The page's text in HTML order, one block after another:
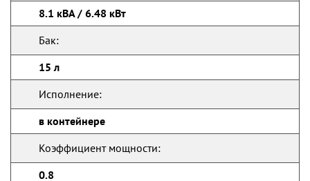
8.1 кВА / 6.48 кВт
Бак:
15 л
Исполнение:
в контейнере
Коэффициент мощности:
0.8